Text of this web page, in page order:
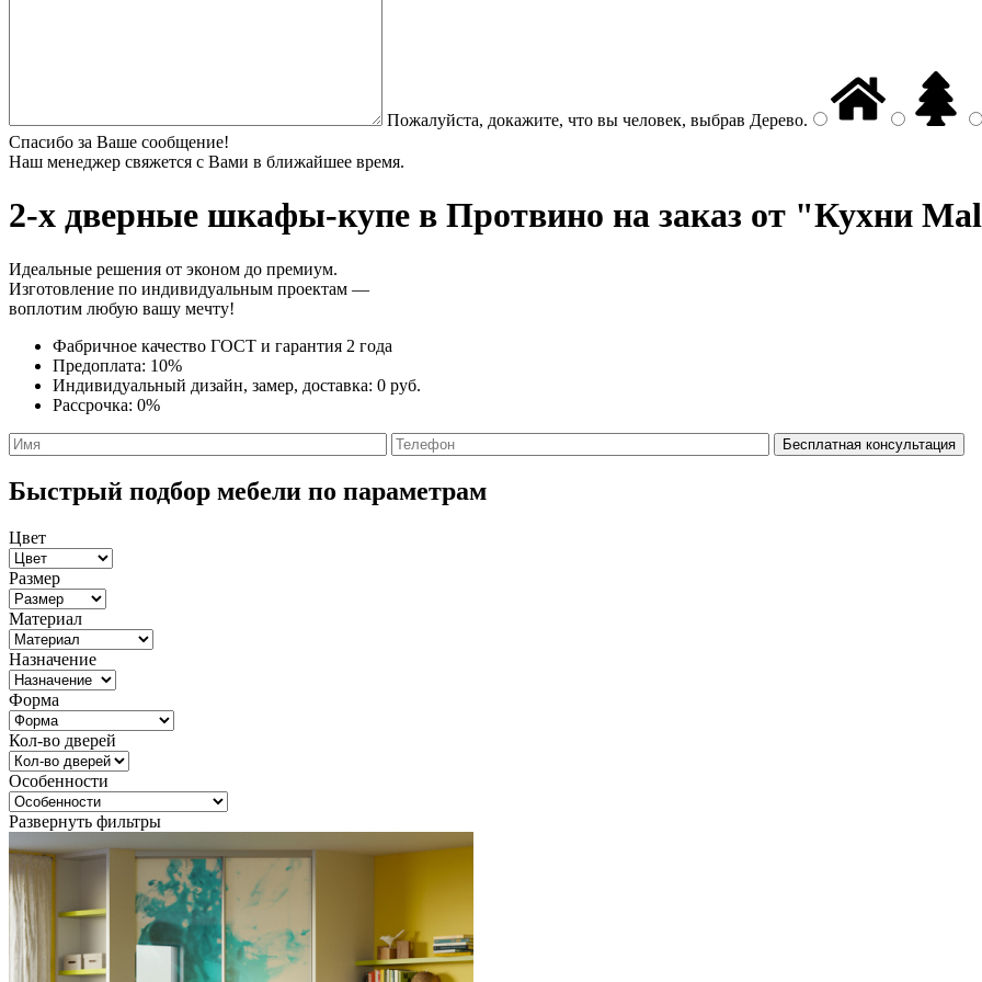
Пожалуйста, докажите, что вы человек, выбрав Дерево.
Спасибо за Ваше сообщение!
Наш менеджер свяжется с Вами в ближайшее время.
2-х дверные шкафы-купе в Протвино на заказ от "Кухни
Идеальные решения от эконом до премиум.
Изготовление по индивидуальным проектам —
воплотим любую вашу мечту!
Фабричное качество ГОСТ и гарантия 2 года
Предоплата: 10%
Индивидуальный дизайн, замер, доставка: 0 руб.
Рассрочка: 0%
Быстрый подбор мебели по параметрам
Цвет
Размер
Материал
Назначение
Форма
Кол-во дверей
Особенности
Развернуть фильтры